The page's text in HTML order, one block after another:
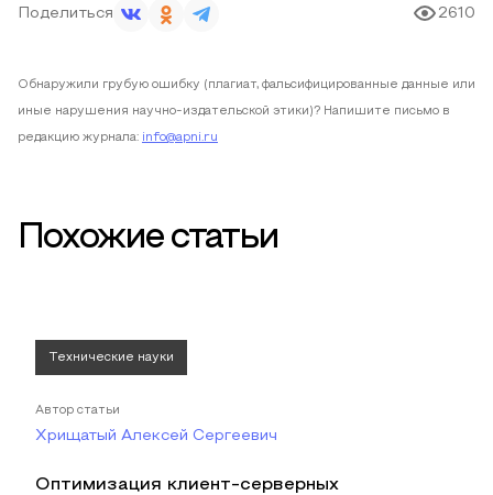
Поделиться 2610
Обнаружили грубую ошибку (плагиат, фальсифицированные данные или
иные нарушения научно-издательской этики)? Напишите письмо в
редакцию журнала: info@apni.ru
Похожие статьи
Технические науки
Автор статьи
Хрищатый Алексей Сергеевич
Оптимизация клиент-серверных